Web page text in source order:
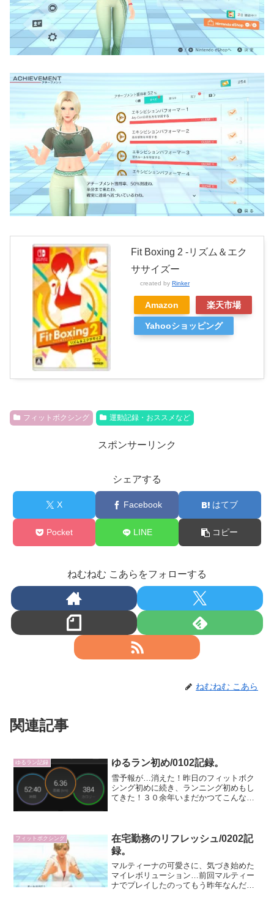
Fit Boxing 2 -リズム＆エク
ササイズー
created by Rinker
Amazon 楽天市場
Yahooショッピング
フィットボクシング 運動記録・おススメなど
スポンサーリンク
シェアする
X Facebook はてブ
Pocket LINE コピー
ねむねむ こあらをフォローする
ねむねむ こあら
関連記事
ゆるラン記録 ゆるラン初め/0102記録。
雪予報が…消えた！昨日のフィットボク
シング初めに続き、ランニング初めもし
てきた！３０余年いまだかつてこんな活
れが消えていたことと...
フィットボクシング
在宅勤務のリフレッシュ/0202記
録。
マルティーナの可愛さに、気づき始めた
マイレボリューション…前回マルティー
ナでプレイしたのってもう昨年なんだ